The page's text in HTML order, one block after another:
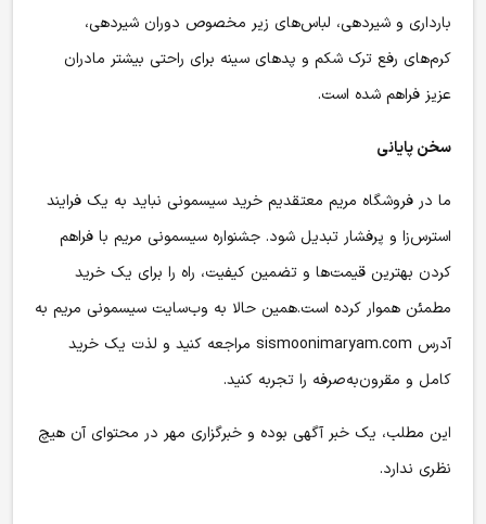
بارداری و شیردهی، لباس‌های زیر مخصوص دوران شیردهی،
کرم‌های رفع ترک شکم و پدهای سینه برای راحتی بیشتر مادران
عزیز فراهم شده است.
سخن پایانی
ما در فروشگاه مریم معتقدیم خرید سیسمونی نباید به یک فرایند
استرس‌زا و پرفشار تبدیل شود. جشنواره سیسمونی مریم با فراهم
کردن بهترین قیمت‌ها و تضمین کیفیت، راه را برای یک خرید
مطمئن هموار کرده است.همین حالا به وب‌سایت سیسمونی مریم به
آدرس sismoonimaryam.com مراجعه کنید و لذت یک خرید
کامل و مقرون‌به‌صرفه را تجربه کنید.
این مطلب، یک خبر آگهی بوده و خبرگزاری مهر در محتوای آن هیچ
نظری ندارد.